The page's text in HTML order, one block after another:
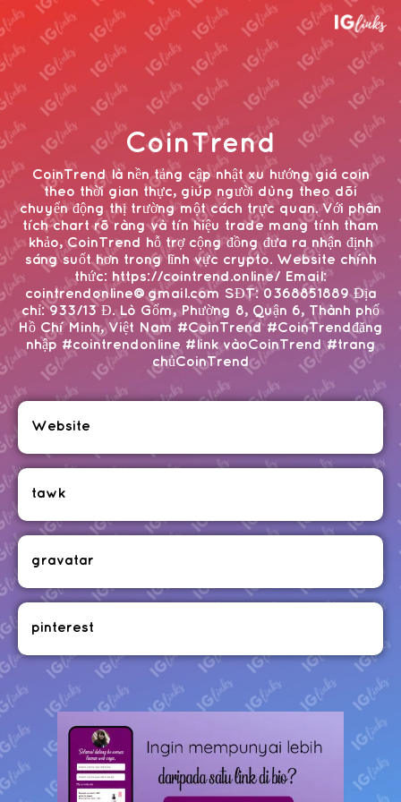
CoinTrend
CoinTrend là nền tảng cập nhật xu hướng giá coin
theo thời gian thực, giúp người dùng theo dõi
chuyển động thị trường một cách trực quan. Với phân
tích chart rõ ràng và tín hiệu trade mang tính tham
khảo, CoinTrend hỗ trợ cộng đồng đưa ra nhận định
sáng suốt hơn trong lĩnh vực crypto. Website chính
thức: https://cointrend.online/ Email:
cointrendonline@gmail.com SĐT: 0368851889 Địa
chỉ: 933/13 Đ. Lò Gốm, Phường 8, Quận 6, Thành phố
Hồ Chí Minh, Việt Nam #CoinTrend #CoinTrendđăng
nhập #cointrendonline #link vàoCoinTrend #trang
chủCoinTrend
Website
tawk
gravatar
pinterest